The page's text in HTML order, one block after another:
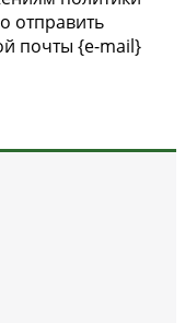
отправить
почты {e-mail}